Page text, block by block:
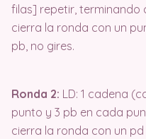
filas] repetir, terminando
cierra la ronda con un
pb, no gires.
Ronda 2: LD: 1 cadena
punto y 3 pb en cada
cierra la ronda con un